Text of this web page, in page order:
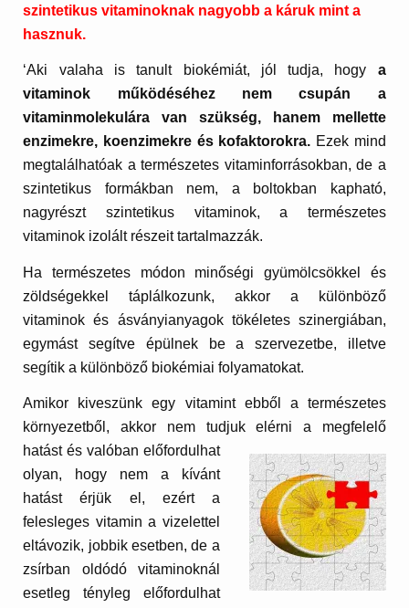
szintetikus vitaminoknak nagyobb a káruk mint a
hasznuk.
‘Aki valaha is tanult biokémiát, jól tudja, hogy a
vitaminok működéséhez nem csupán a
vitaminmolekulára van szükség, hanem mellette
enzimekre, koenzimekre és kofaktorokra. Ezek mind
megtalálhatóak a természetes vitaminforrásokban, de a
szintetikus formákban nem, a boltokban kapható,
nagyrészt szintetikus vitaminok, a természetes
vitaminok izolált részeit tartalmazzák.
Ha természetes módon minőségi gyümölcsökkel és
zöldségekkel táplálkozunk, akkor a különböző
vitaminok és ásványianyagok tökéletes szinergiában,
egymást segítve épülnek be a szervezetbe, illetve
segítik a különböző biokémiai folyamatokat.
Amikor kiveszünk egy vitamint ebből a természetes
környezetből, akkor nem tudjuk elérni a megfelelő
hatást és valóban előfordulhat
olyan, hogy nem a kívánt
hatást érjük el, ezért a
felesleges vitamin a vizelettel
eltávozik, jobbik esetben, de a
zsírban oldódó vitaminoknál
esetleg tényleg előfordulhat